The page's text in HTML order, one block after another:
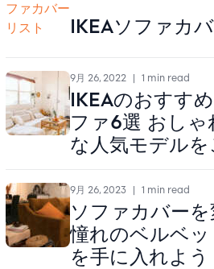
IKEAソファカ
9月 26, 2022 1 min read
IKEAのおすす
ファ6選 おしゃ
な人気モデルを
9月 26, 2023 1 min read
ソファカバーを
憧れのベルベ
を手に入れよう